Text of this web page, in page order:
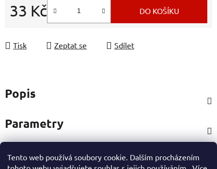
Tento web používá soubory cookie. Dalším procházením
33 Kč
Měrná cena:
DO KOŠÍKU
Tisk Zeptat se Sdílet
Popis
Parametry
Hodnocení